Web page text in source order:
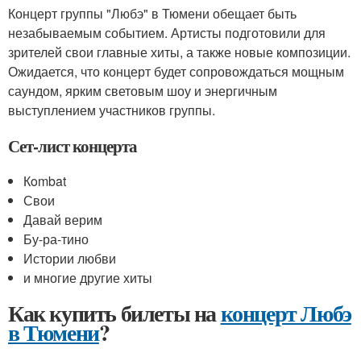
Концерт группы "Любэ" в Тюмени обещает быть
незабываемым событием. Артисты подготовили для
зрителей свои главные хиты, а также новые композиции.
Ожидается, что концерт будет сопровождаться мощным
саундом, ярким световым шоу и энергичным
выступлением участников группы.
Сет-лист концерта
Кombat
Свои
Давай верим
Бу-ра-тино
Истории любви
и многие другие хиты
Как купить билеты наконцерт Любэ
в Тюмени?